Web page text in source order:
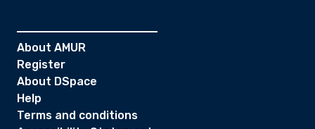
About AMUR
Register
About DSpace
Help
Terms and conditions